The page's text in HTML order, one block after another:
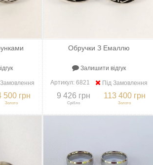
Замовлення
500 грн
Золото
Обручки З Емаллю
Залишити відгук
Артикул:6821 Під Замовлення
9 426 грн
Срібло
113 400 грн
Золото